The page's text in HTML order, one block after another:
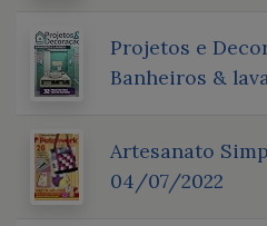
Projetos e
Banheiros &
Artesanato
04/07/2022